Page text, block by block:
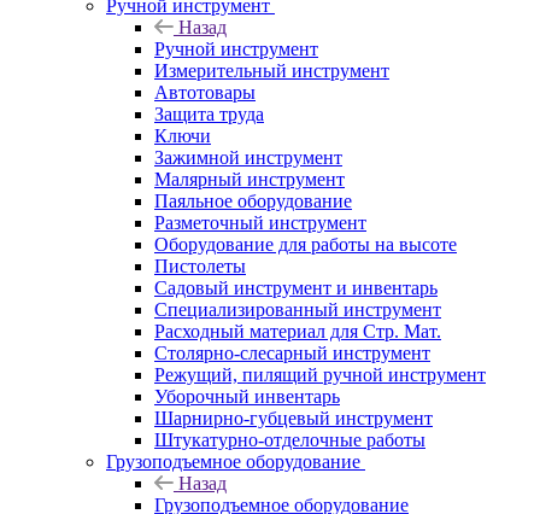
Ручной инструмент
Назад
Ручной инструмент
Измерительный инструмент
Автотовары
Защита труда
Ключи
Зажимной инструмент
Малярный инструмент
Паяльное оборудование
Разметочный инструмент
Оборудование для работы на высоте
Пистолеты
Садовый инструмент и инвентарь
Специализированный инструмент
Расходный материал для Стр. Мат.
Столярно-слесарный инструмент
Режущий, пилящий ручной инструмент
Уборочный инвентарь
Шарнирно-губцевый инструмент
Штукатурно-отделочные работы
Грузоподъемное оборудование
Назад
Грузоподъемное оборудование